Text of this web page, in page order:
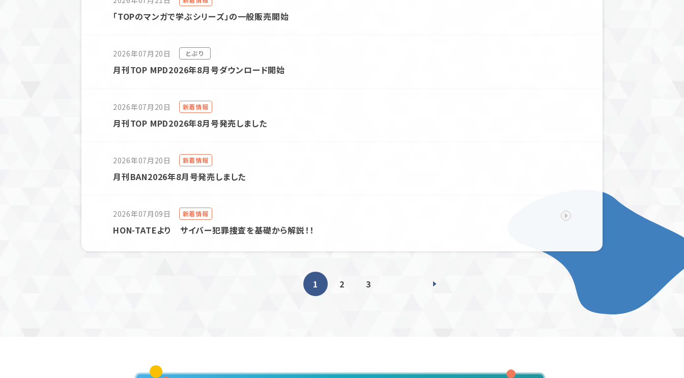
「TOPのマンガで学ぶシリーズ」の一般販売開始
2026年07月20日 とぷり
月刊TOP MPD2026年8月号ダウンロード開始
2026年07月20日 新着情報
月刊TOP MPD2026年8月号発売しました
2026年07月20日 新着情報
月刊BAN2026年8月号発売しました
2026年07月09日 新着情報
HON-TATEより サイバー犯罪捜査を基礎から解説！！
1 2 3